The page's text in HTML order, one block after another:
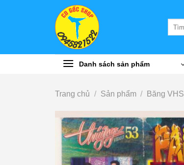
Danh sách sản phẩm
Trang chủ / Sản phẩm / Băng VHS